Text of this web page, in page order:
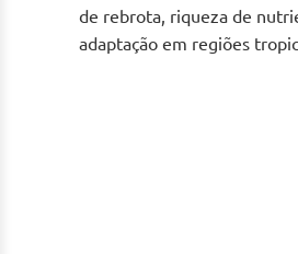
de rebrota, riqueza de
adaptação em regiões